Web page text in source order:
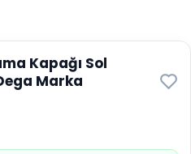
Kapağı Sol
Marka